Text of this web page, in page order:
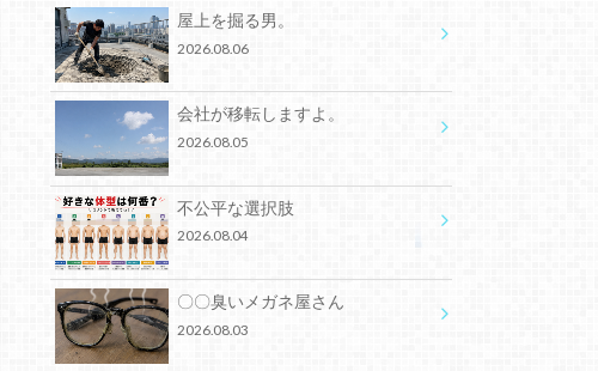
屋上を掘る男。
2026.08.06
会社が移転しますよ。
2026.08.05
不公平な選択肢
2026.08.04
〇〇臭いメガネ屋さん
2026.08.03